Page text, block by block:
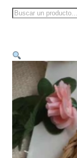
Buscar